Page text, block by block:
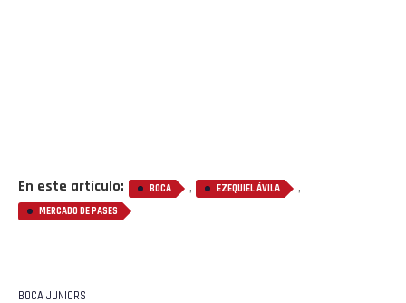
En este artículo: BOCA , EZEQUIEL ÁVILA ,
MERCADO DE PASES
BOCA JUNIORS